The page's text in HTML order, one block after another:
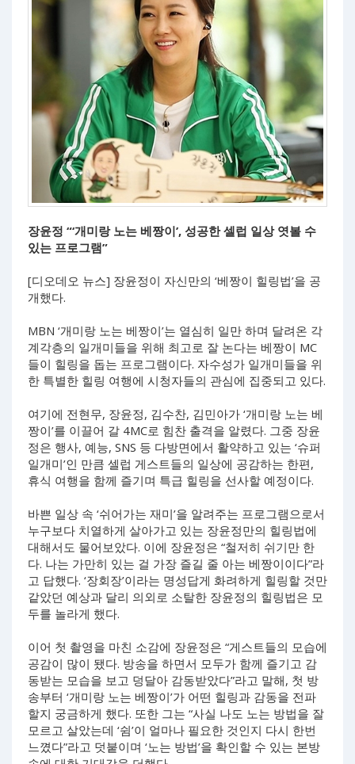
장윤정 “‘개미랑 노는 베짱이’, 성공한 셀럽 일상 엿볼 수
있는 프로그램”
[디오데오 뉴스] 장윤정이 자신만의 ‘베짱이 힐링법’을 공
개했다.
MBN ‘개미랑 노는 베짱이’는 열심히 일만 하며 달려온 각
계각층의 일개미들을 위해 최고로 잘 논다는 베짱이 MC
들이 힐링을 돕는 프로그램이다. 자수성가 일개미들을 위
한 특별한 힐링 여행에 시청자들의 관심에 집중되고 있다.
여기에 전현무, 장윤정, 김수찬, 김민아가 ‘개미랑 노는 베
짱이’를 이끌어 갈 4MC로 힘찬 출격을 알렸다. 그중 장윤
정은 행사, 예능, SNS 등 다방면에서 활약하고 있는 ‘슈퍼
일개미’인 만큼 셀럽 게스트들의 일상에 공감하는 한편,
휴식 여행을 함께 즐기며 특급 힐링을 선사할 예정이다.
바쁜 일상 속 ‘쉬어가는 재미’을 알려주는 프로그램으로서
누구보다 치열하게 살아가고 있는 장윤정만의 힐링법에
대해서도 물어보았다. 이에 장윤정은 “철저히 쉬기만 한
다. 나는 가만히 있는 걸 가장 즐길 줄 아는 베짱이이다”라
고 답했다. ‘장회장’이라는 명성답게 화려하게 힐링할 것만
같았던 예상과 달리 의외로 소탈한 장윤정의 힐링법은 모
두를 놀라게 했다.
이어 첫 촬영을 마친 소감에 장윤정은 “게스트들의 모습에
공감이 많이 됐다. 방송을 하면서 모두가 함께 즐기고 감
동받는 모습을 보고 덩달아 감동받았다”라고 말해, 첫 방
송부터 ‘개미랑 노는 베짱이’가 어떤 힐링과 감동을 전파
할지 궁금하게 했다. 또한 그는 “사실 나도 노는 방법을 잘
모르고 살았는데 ‘쉼’이 얼마나 필요한 것인지 다시 한번
느꼈다”라고 덧붙이며 ‘노는 방법’을 확인할 수 있는 본방